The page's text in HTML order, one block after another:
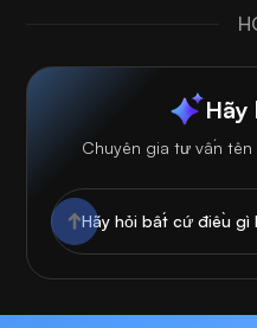
Hãy
Chuyên gia tư vấn